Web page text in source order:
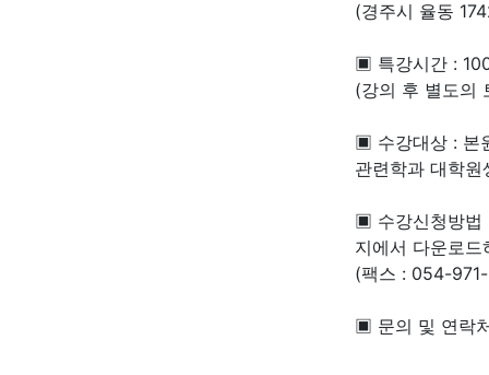
(경주시 율동
▣ 특강시간 :
(강의 후 별도의
▣ 수강대상 : 본
관련학과 대학원
▣ 수강신청방법
지에서 다운로
(팩스 : 054-
▣ 문의 및 연락